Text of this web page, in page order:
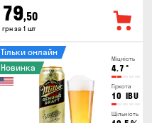
79,50
грн за 1 шт
Міцність
4.7 °
Гіркота
10 IBU
Щільність
Тільки онлайн
Новинка